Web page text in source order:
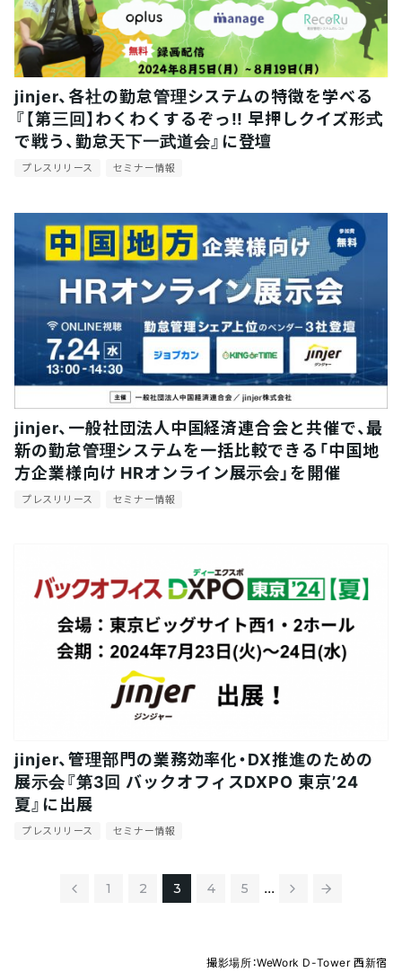
jinjer、各社の勤怠管理システムの特徴を学べる
『【第三回】わくわくするぞっ!! 早押しクイズ形式
で戦う、勤怠天下一武道会』に登壇
プレスリリース セミナー情報
jinjer、一般社団法人中国経済連合会と共催で、最
新の勤怠管理システムを一括比較できる「中国地
方企業様向け HRオンライン展示会」を開催
プレスリリース セミナー情報
jinjer、管理部門の業務効率化・DX推進のための
展示会『第3回 バックオフィスDXPO 東京’24
夏』に出展
プレスリリース セミナー情報
1 2 3 4 5 ...
撮影場所：WeWork D-Tower 西新宿